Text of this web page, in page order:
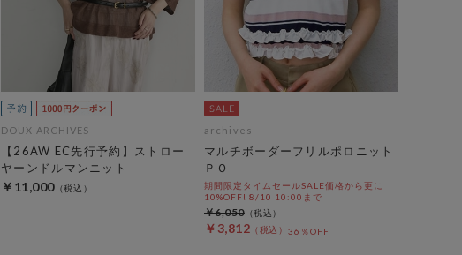
DOUX ARCHIVES
【26AW EC先行予約】ストロー
ヤーンドルマンニット
￥11,000
archives
マルチボーダーフリルポロニット
ＰＯ
期間限定タイムセールSALE価格から更に
10%OFF! 8/10 10:00まで
￥3,812 36％OFF
￥6,050